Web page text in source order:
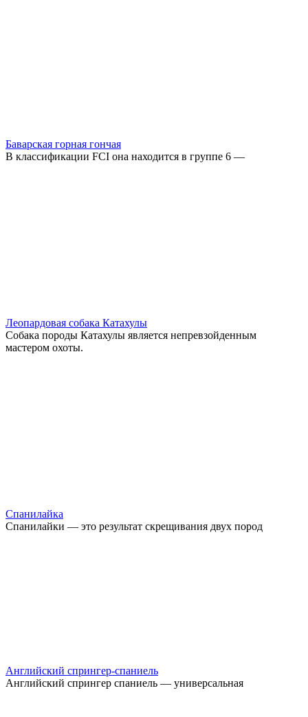
Баварская горная гончая
В классификации FCI она находится в группе 6 —
Леопардовая собака Катахулы
Собака породы Катахулы является непревзойденным
мастером охоты.
Спанилайка
Спанилайки — это результат скрещивания двух пород
Английский спрингер-спаниель
Английский спрингер спаниель — универсальная